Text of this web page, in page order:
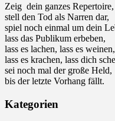
Zeig dein ganzes Repertoire,
stell den Tod als Narren dar,
spiel noch einmal um dein
lass das Publikum erbeben,
lass es lachen, lass es weinen,
lass es krachen, lass dich
sei noch mal der große Held,
bis der letzte Vorhang fällt.
Kategorien